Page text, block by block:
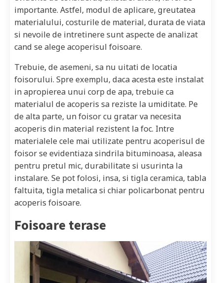
importante. Astfel, modul de aplicare, greutatea
materialului, costurile de material, durata de viata
si nevoile de intretinere sunt aspecte de analizat
cand se alege acoperisul foisoare.
Trebuie, de asemeni, sa nu uitati de locatia
foisorului. Spre exemplu, daca acesta este instalat
in apropierea unui corp de apa, trebuie ca
materialul de acoperis sa reziste la umiditate. Pe
de alta parte, un foisor cu gratar va necesita
acoperis din material rezistent la foc. Intre
materialele cele mai utilizate pentru acoperisul de
foisor se evidentiaza sindrila bituminoasa, aleasa
pentru pretul mic, durabilitate si usurinta la
instalare. Se pot folosi, insa, si tigla ceramica, tabla
faltuita, tigla metalica si chiar policarbonat pentru
acoperis foisoare.
Foisoare terase